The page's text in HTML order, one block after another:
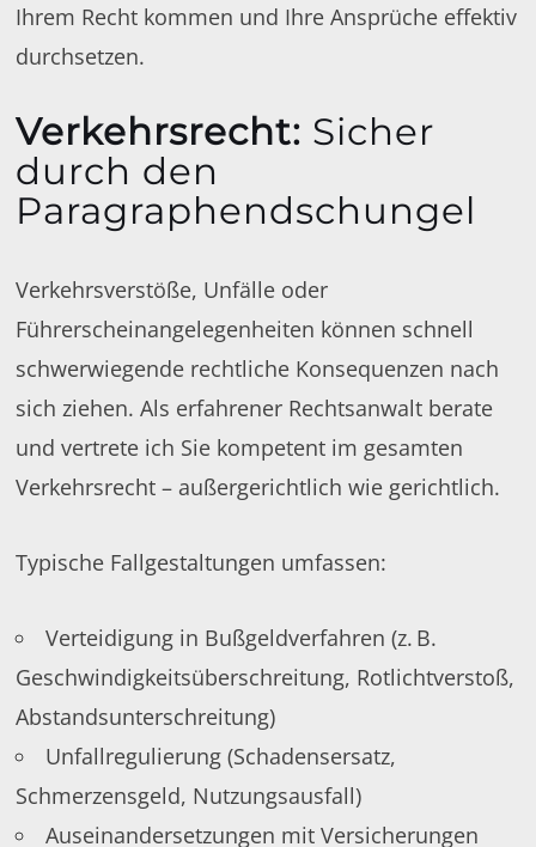
Ihrem Recht kommen und Ihre Ansprüche effektiv
durchsetzen.
Verkehrsrecht: Sicher
durch den
Paragraphendschungel
Verkehrsverstöße, Unfälle oder
Führerscheinangelegenheiten können schnell
schwerwiegende rechtliche Konsequenzen nach
sich ziehen. Als erfahrener Rechtsanwalt berate
und vertrete ich Sie kompetent im gesamten
Verkehrsrecht – außergerichtlich wie gerichtlich.
Typische Fallgestaltungen umfassen:
Verteidigung in Bußgeldverfahren (z. B.
Geschwindigkeitsüberschreitung, Rotlichtverstoß,
Abstandsunterschreitung)
Unfallregulierung (Schadensersatz,
Schmerzensgeld, Nutzungsausfall)
Auseinandersetzungen mit Versicherungen